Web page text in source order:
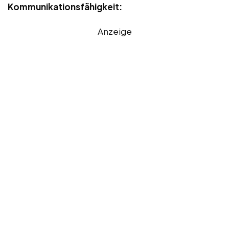
Kommunikationsfähigkeit:
Anzeige